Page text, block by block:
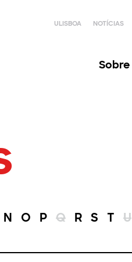
ULISBOA NOTÍCIAS
Sobre
N O P Q R S T U